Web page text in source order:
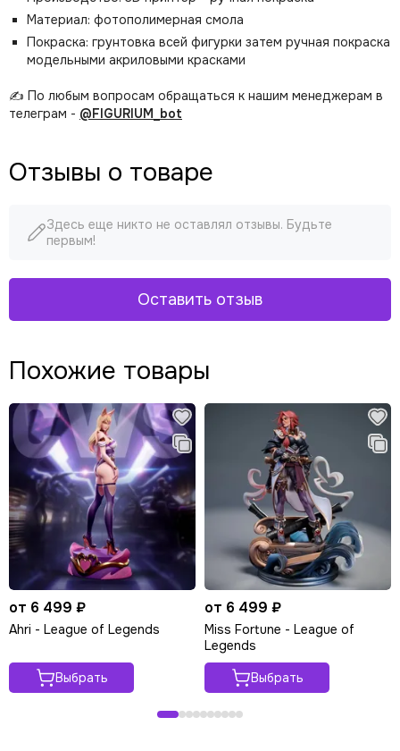
Материал: фотополимерная смола
Покраска: грунтовка всей фигурки затем ручная покраска
модельными акриловыми красками
✍️ По любым вопросам обращаться к нашим менеджерам в
телеграм - @FIGURIUM_bot
Отзывы о товаре
Здесь еще никто не оставлял отзывы. Будьте
первым!
Оставить отзыв
Похожие товары
от 6 499 ₽
Ahri - League of Legends
Выбрать
от 6 499 ₽
Miss Fortune - League of
Legends
Выбрать